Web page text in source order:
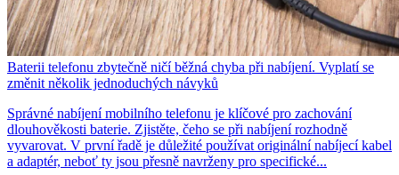
Baterii telefonu zbytečně ničí běžná chyba při nabíjení. Vyplatí se
změnit několik jednoduchých návyků
Správné nabíjení mobilního telefonu je klíčové pro zachování
dlouhověkosti baterie. Zjistěte, čeho se při nabíjení rozhodně
vyvarovat. V první řadě je důležité používat originální nabíjecí kabel
a adaptér, neboť ty jsou přesně navrženy pro specifické...